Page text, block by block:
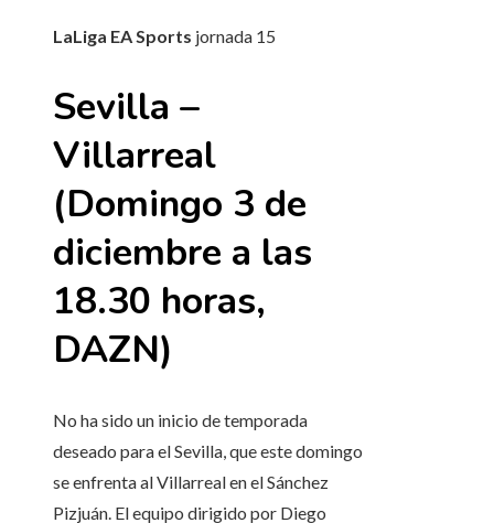
LaLiga EA Sports jornada 15
Sevilla –
Villarreal
(Domingo 3 de
diciembre a las
18.30 horas,
DAZN)
No ha sido un inicio de temporada
deseado para el Sevilla, que este domingo
se enfrenta al Villarreal en el Sánchez
Pizjuán. El equipo dirigido por Diego